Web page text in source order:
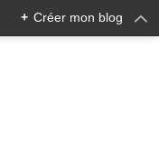
+ Créer mon blog